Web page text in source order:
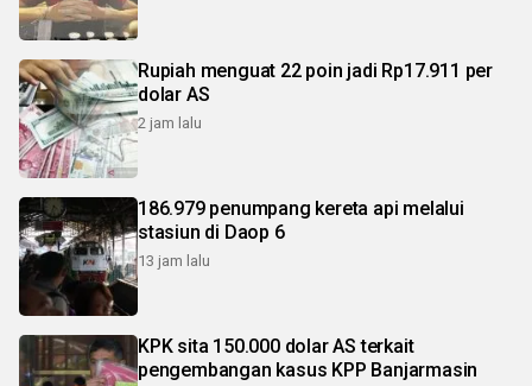
Rupiah menguat 22 poin jadi Rp17.911 per
dolar AS
2 jam lalu
186.979 penumpang kereta api melalui
stasiun di Daop 6
13 jam lalu
KPK sita 150.000 dolar AS terkait
pengembangan kasus KPP Banjarmasin